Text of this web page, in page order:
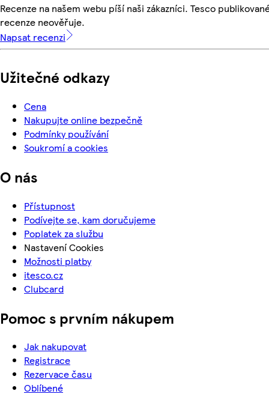
Recenze na našem webu píší naši zákazníci. Tesco
recenze neověřuje.
Napsat recenzi
Užitečné odkazy
Cena
Nakupujte online bezpečně
Podmínky používání
Soukromí a cookies
O nás
Přístupnost
Podívejte se, kam doručujeme
Poplatek za službu
Nastavení Cookies
Možnosti platby
itesco.cz
Clubcard
Pomoc s prvním nákupem
Jak nakupovat
Registrace
Rezervace času
Oblíbené